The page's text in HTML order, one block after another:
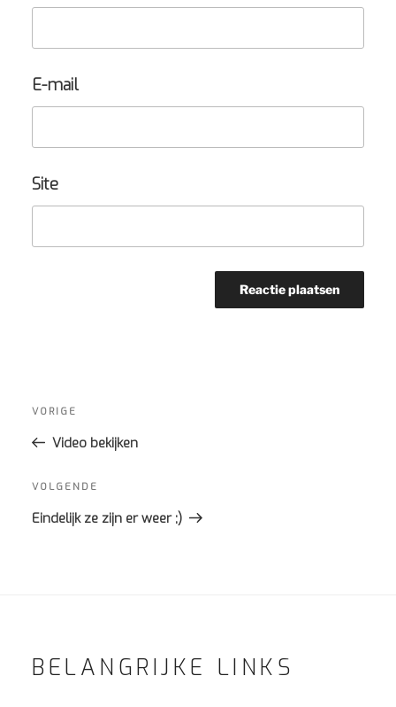
E-mail
Site
navigatie
Vorig
bericht
VORIGE
Video bekijken
Volgend
bericht
VOLGENDE
Eindelijk ze zijn er weer ;)
BELANGRIJKE LINKS